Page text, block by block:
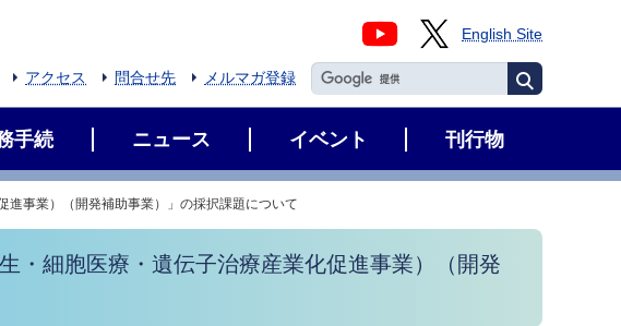
English Site
アクセス 問合せ先 メルマガ登録
手続 ニュース イベント 刊行物
事業）（開発補助事業）」の採択課題について
・細胞医療・遺伝子治療産業化促進事業）（開発